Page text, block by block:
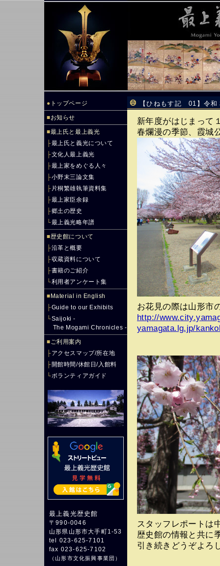
● トップページ
■お知らせ
■最上氏と最上義光
├最上氏と義光について
├文化人最上義光
├最上家をめぐる人々
├小野末三論文集
├ 片桐繁雄執筆資料集
├最上家臣余録
├郷土の歴史
└最上義光略年譜
■歴史館について
├沿革と概要
├収蔵資料について
├書籍のご紹介
└利用者アンケート集
■ Material in English
├Guide to our Exhibits
└Saijoki -
The Mogami Chronicles -
■ご利用案内
├アクセスマップ/所在地
├開館時間/休館日/入館料
└ボランティアガイド
最上義光歴史館
〒990-0046
山形県山形市大手町1-53
tel 023-625-7101
fax 023-625-7102
（山形市文化振興事業団 ）
【ひねもす記 01】令和
新年度がはじまって
春爛漫の季節、霞城
お花見の際は山形市
http://
yamagata.lg.jp/
スタッフレポートは
歴史館の情報と共に
引き続きどうぞよろ